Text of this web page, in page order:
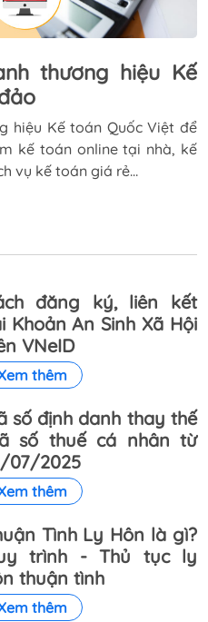
thương hiệu Kế
hiệu Kế toán Quốc Việt để
kế toán online tại nhà, kế
vụ kế toán giá rẻ…
đăng ký, liên kết
Khoản An Sinh Xã Hội
VNeID
thêm
số định danh thay thế
số thuế cá nhân từ
07/2025
thêm
Tình Ly Hôn là gì?
trình - Thủ tục ly
thuận tình
thêm